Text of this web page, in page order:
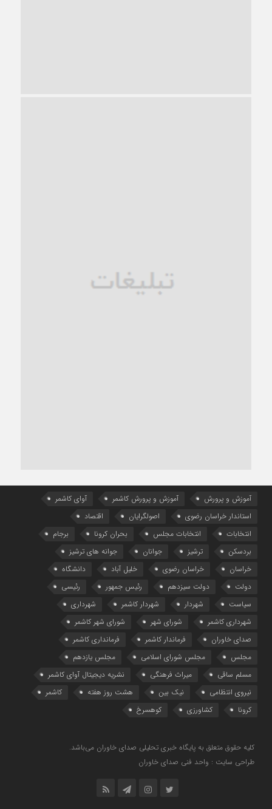
آموزش و پرورش آموزش و پرورش کاشمر
آوای کاشمر
استاندار خراسان رضوی
اصولگرایان
اقتصاد
انتخابات
انتخابات مجلس بحران کرونا
برجام
بردسکن
ترشیز جوانان
جوانه های ترشیز
خراسان
خراسان رضوی خلیل آباد
دانشگاه
دولت
دولت سیزدهم رئیس جمهور
رئیسی
سیاست
شهردار شهردار کاشمر
شهرداری
شهرداری کاشمر
شورای شهر
شورای شهر کاشمر
صدای خاوران
فرماندار کاشمر
فرمانداری کاشمر
مجلس
مجلس شورای اسلامی
مجلس یازدهم
مسلم ساقی
میراث فرهنگی
نشریه دیجیتال آوای کاشمر
نیروی انتظامی
نیک بین هشت روز هفته
کاشمر
کرونا
کشاورزی کوهسرخ
کلیه حقوق متعلق به پایگاه خبری تحلیلی صدای خاوران می‌باشد.
طراحی سایت : واحد فنی صدای خاوران